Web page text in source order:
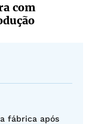
com
fábrica após